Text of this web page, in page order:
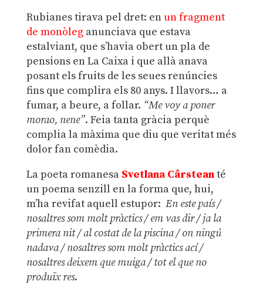
Rubianes tirava pel dret: en un fragment
de monòleganunciava que estava
estalviant, que s’havia obert un pla de
pensions en La Caixa i que allà anava
posant els fruits de les seues renúncies
fins que complira els 80 anys. I llavors… a
fumar, a beure, a follar. “Me voy a poner
morao, nene”. Feia tanta gràcia perquè
complia la màxima que diu que veritat més
dolor fan comèdia.
La poeta romanesa Svetlana Cârsteanté
un poema senzill en la forma que, hui,
m’ha revifat aquell estupor: En este país /
nosaltres som molt pràctics / em vas dir / ja la
primera nit / al costat de la piscina / on ningú
nadava / nosaltres som molt pràctics ací /
nosaltres deixem que muiga / tot el que no
produïx res.